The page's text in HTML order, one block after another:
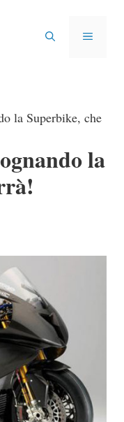
MENU
la Superbike, che
la